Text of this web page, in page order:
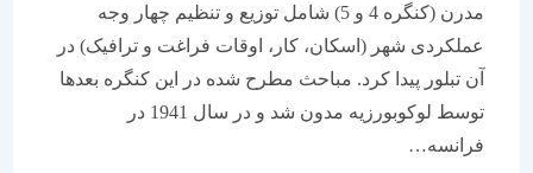
مدرن (کنگره 4 و 5) شامل توزیع و تنظیم چهار وجه
عملکردی شهر (اسکان، کار، اوقات فراغت و ترافیک) در
آن تبلور پیدا کرد. مباحث مطرح شده در این کنگره بعدها
توسط لوکوبورزیه مدون شد و در سال 1941 در
فرانسه…